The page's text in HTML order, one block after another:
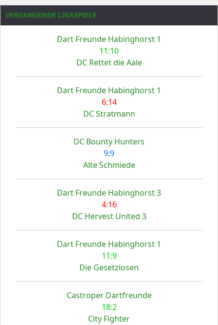
VERGANGENDE LIGASPIELE
Dart Freunde Habinghorst 1
11:10
DC Rettet die Aale
Dart Freunde Habinghorst 1
6:14
DC Stratmann
DC Bounty Hunters
9:9
Alte Schmiede
Dart Freunde Habinghorst 3
4:16
DC Hervest United 3
Dart Freunde Habinghorst 1
11:9
Die Gesetzlosen
Castroper Dartfreunde
18:2
City Fighter